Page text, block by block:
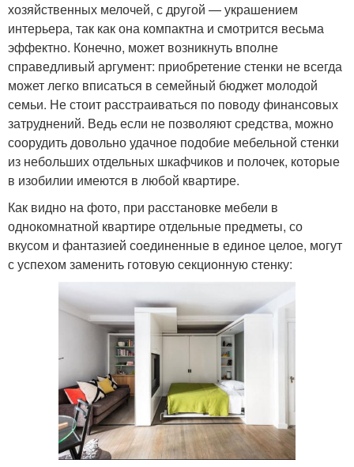
хозяйственных мелочей, с другой — украшением
интерьера, так как она компактна и смотрится весьма
эффектно. Конечно, может возникнуть вполне
справедливый аргумент: приобретение стенки не всегда
может легко вписаться в семейный бюджет молодой
семьи. Не стоит расстраиваться по поводу финансовых
затруднений. Ведь если не позволяют средства, можно
соорудить довольно удачное подобие мебельной стенки
из небольших отдельных шкафчиков и полочек, которые
в изобилии имеются в любой квартире.
Как видно на фото, при расстановке мебели в
однокомнатной квартире отдельные предметы, со
вкусом и фантазией соединенные в единое целое, могут
с успехом заменить готовую секционную стенку: